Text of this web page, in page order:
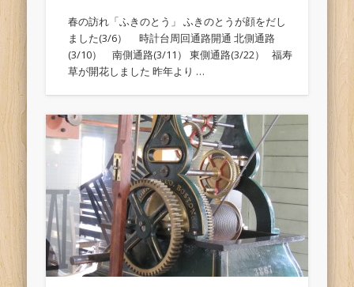
春の訪れ「ふきのとう」 ふきのとうが顔をだし
ました(3/6） 時計台周回通路開通 北側通路
(3/10） 南側通路(3/11） 東側通路(3/22） 福寿
草が開花しました 昨年より …